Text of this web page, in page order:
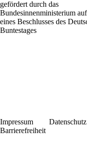
Impressum
Datenschutz
Barrierefreiheit